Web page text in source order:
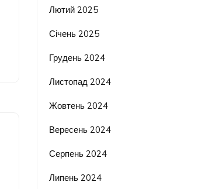
Лютий 2025
Січень 2025
Грудень 2024
Листопад 2024
Жовтень 2024
Вересень 2024
Серпень 2024
Липень 2024